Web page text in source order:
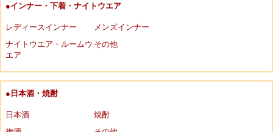
●インナー・下着・ナイトウエア
レディースインナー
メンズインナー
ナイトウエア・ルームウ
エア
その他
●日本酒・焼酎
日本酒
焼酎